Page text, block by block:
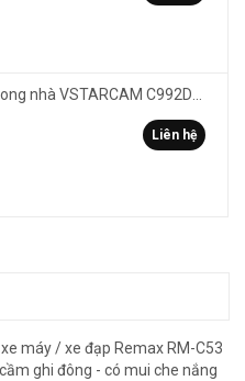
Liên hệ
máy / xe đạp Remax RM-C53
ghi đông - có mui che nắng